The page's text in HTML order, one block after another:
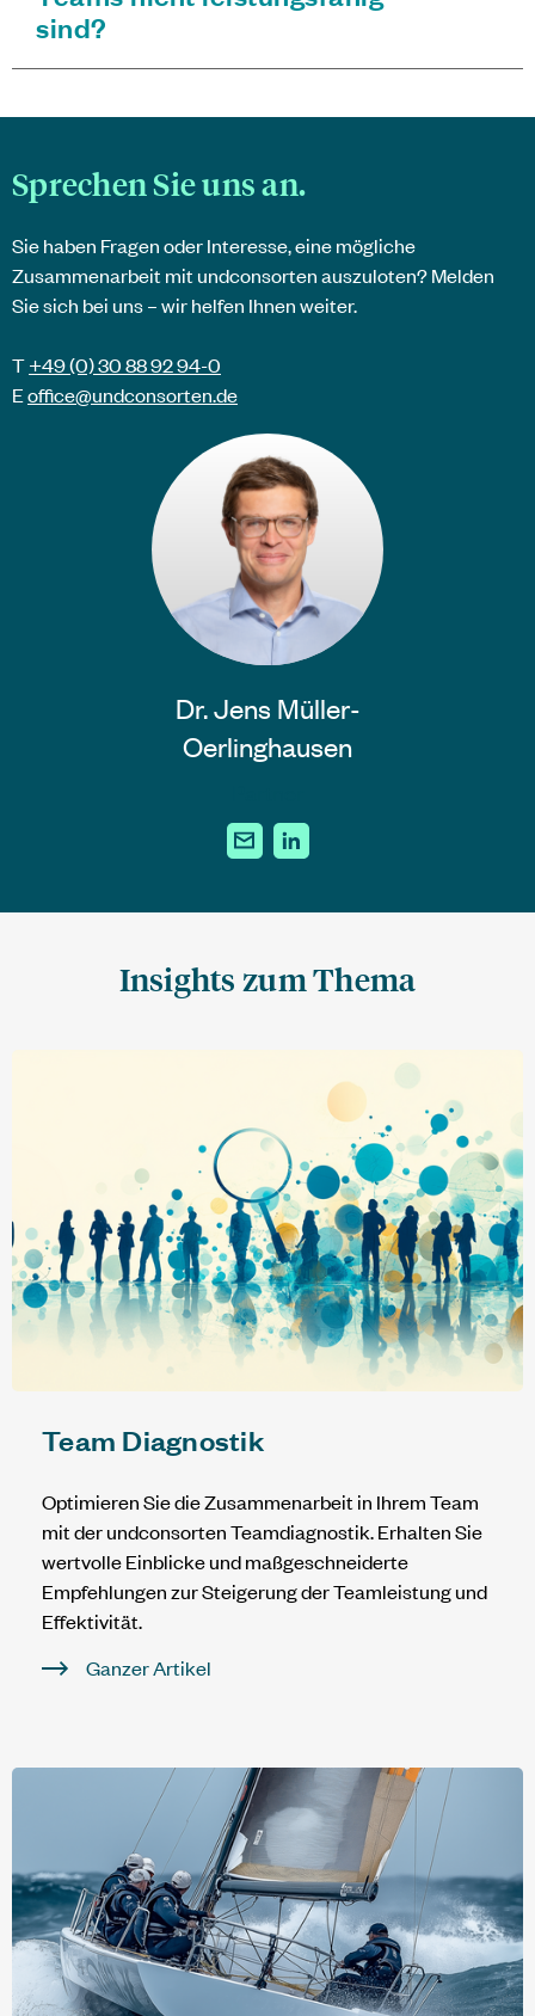
sind?
Sprechen Sie uns an.
Sie haben Fragen oder Interesse, eine mögliche
Zusammenarbeit mit undconsortenauszuloten? Melden
Sie sich bei uns – wir helfen Ihnen weiter.
T+49 (0) 30 88 92 94-0
Eoffice@undconsorten.de
Dr. Jens Müller-
Oerlinghausen
Insights zum Thema
Team Diagnostik
Optimieren Sie die Zusammenarbeit in Ihrem Team
mit derundconsortenTeamdiagnostik. Erhalten Sie
wertvolle Einblicke und maßgeschneiderte
Empfehlungen zur Steigerung der Teamleistung und
Effektivität.
Ganzer Artikel